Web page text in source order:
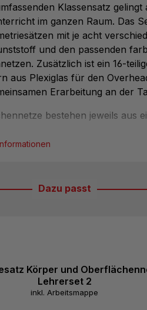
Klassensatz
im ganzen Raum. Das
mit je acht
und den passenden
Zusätzlich ist ein 16-
aus Plexiglas für den
Erarbeitung an der
bestehen jeweils aus
Die abnehmbaren
Arbeiten mit den Modellen
Dazu passt
Körper und
Lehrerset 2
inkl. Arbeitsmappe